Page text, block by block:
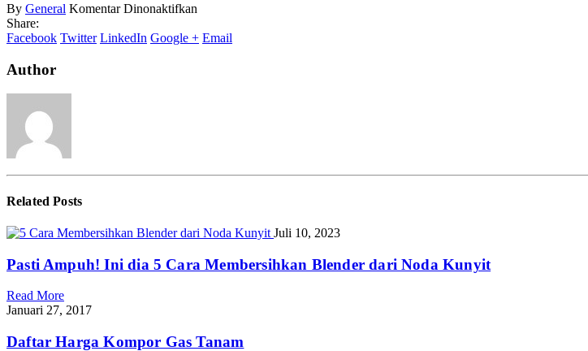
By General Komentar Dinonaktifkan
Elektronik
Share:
Facebook Twitter LinkedIn Google + Email
Author
RelatedPosts
Juli 10, 2023
Pasti Ampuh! Ini dia 5 Cara Membersihkan Blender dari Noda Kunyit
Read More
Januari 27, 2017
Daftar Harga Kompor Gas Tanam